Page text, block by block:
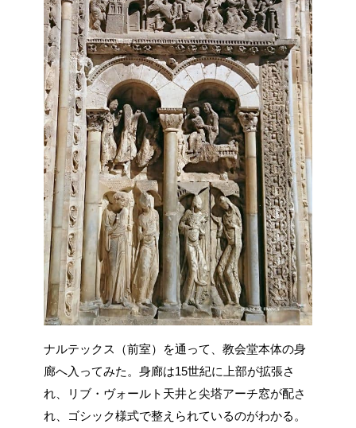
ナルテックス（前室）を通って、教会堂本体の身
廊へ入ってみた。身廊は15世紀に上部が拡張さ
れ、リブ・ヴォールト天井と尖塔アーチ窓が配さ
れ、ゴシック様式で整えられているのがわかる。